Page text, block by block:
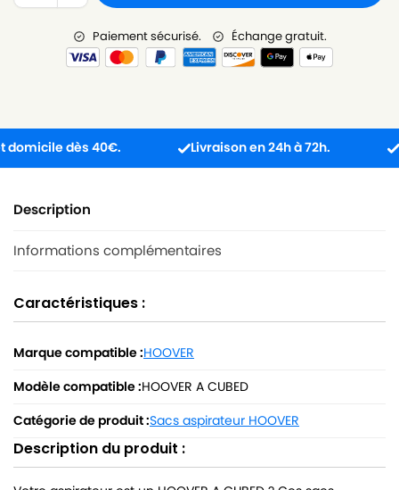
Paiement sécurisé. Échange gratuit.
dès 40€. Livraison en 24h à 72h.
Description
Informations complémentaires
Caractéristiques :
Marque compatible :HOOVER
Modèle compatible :HOOVER A CUBED
Catégorie de produit :Sacs aspirateur HOOVER
Description du produit :